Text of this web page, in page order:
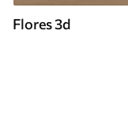
Flores 3d